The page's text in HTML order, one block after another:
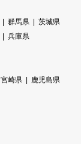
群馬県
茨城県
兵庫県
宮崎県
鹿児島県